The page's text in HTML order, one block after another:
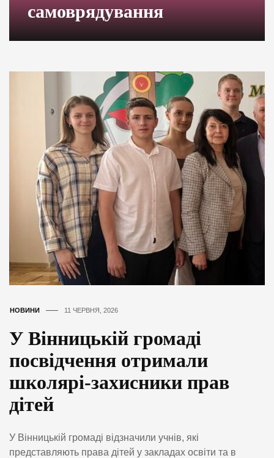
самоврядування
НОВИНИ 11 ЧЕРВНЯ, 2026
У Вінницькій громаді
посвідчення отримали
школярі-захисники прав
дітей
У Вінницькій громаді відзначили учнів, які
представляють права дітей у закладах освіти та в